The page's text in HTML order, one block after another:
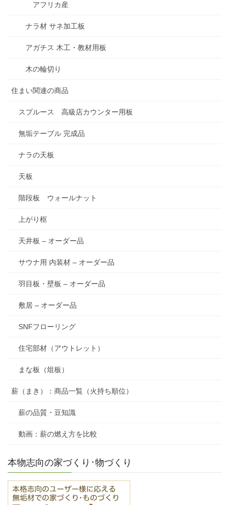
アフリカ産
ナラ材 サネ加工板
アガチス 木工・教材用板
木の輪切り
住まい関連の商品
スプルース 高級店カウンター用板
無垢テーブル 完成品
ナラの天板
天板
階段板 ウォールナット
上がり框
天井板 – オーダー品
サウナ用 内装材 – オーダー品
羽目板・壁板 – オーダー品
敷居 – オーダー品
SNFフローリング
住宅部材（アウトレット）
まな板（俎板）
薪（まき）：商品一覧（火持ち順位）
薪の品質・豆知識
動画：薪の燃え方を比較
本物志向の家づくり･物づくり